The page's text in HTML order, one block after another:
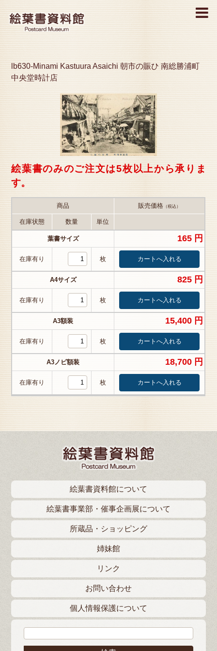
MENU
lb630-Minami Kastuura Asaichi 朝市の賑ひ 南総勝浦町
中央堂時計店
絵葉書のみのご注文は5枚以上から承りま
す。
商品 販売価格 （税込）
在庫状態 数量 単位
葉書サイズ 165 円
在庫有り 枚
A4サイズ 825 円
在庫有り 枚
A3額装 15,400 円
在庫有り 枚
A3ノビ額装 18,700 円
在庫有り 枚
絵葉書資料館について
絵葉書事業部・催事企画展について
所蔵品・ショッピング
姉妹館
リンク
お問い合わせ
個人情報保護について